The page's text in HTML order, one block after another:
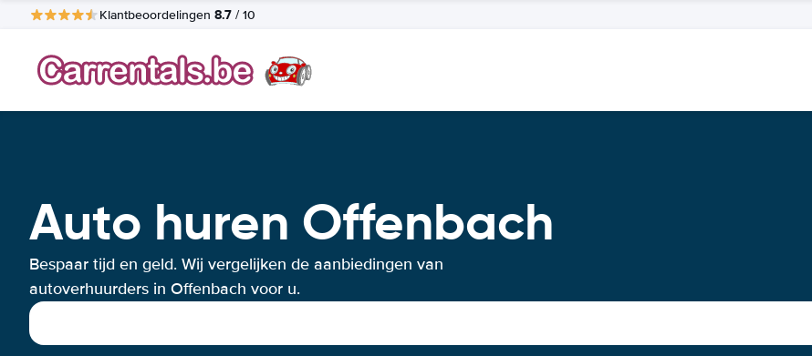
Klantbeoordelingen 8.7 / 10
Auto huren Offenbach
Bespaar tijd en geld. Wij vergelijken de aanbiedingen van
autoverhuurders in Offenbach voor u.